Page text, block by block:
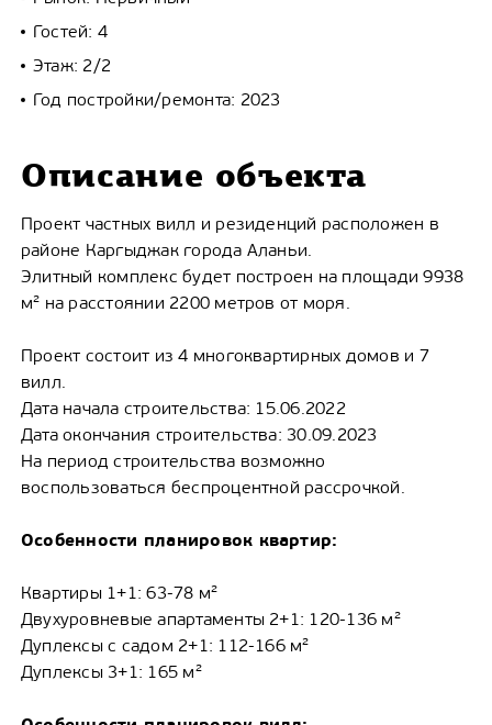
Гостей: 4
Этаж: 2/2
Год постройки/ремонта: 2023
Описание объекта
Проект частных вилл и резиденций расположен в
районе Каргыджак города Аланьи.
Элитный комплекс будет построен на площади 9938
м² на расстоянии 2200 метров от моря.
Проект состоит из 4 многоквартирных домов и 7
вилл.
Дата начала строительства: 15.06.2022
Дата окончания строительства: 30.09.2023
На период строительства возможно
воспользоваться беспроцентной рассрочкой.
Особенности планировок квартир:
Квартиры 1+1: 63-78 м²
Двухуровневые апартаменты 2+1: 120-136 м²
Дуплексы с садом 2+1: 112-166 м²
Дуплексы 3+1: 165 м²